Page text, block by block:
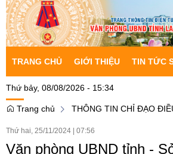
TRANG CHỦ GIỚI THIỆU TIN TỨC
Thứ bảy, 08/08/2026 - 15:34
Trang chủ THÔNG TIN CHỈ ĐẠO
Thứ hai, 25/11/2024 07:56
Văn phòng UBND tỉnh -